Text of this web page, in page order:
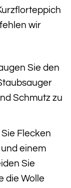
wir
Sie den
Schmutz zu
Flecken
einem
Sie
die Wolle